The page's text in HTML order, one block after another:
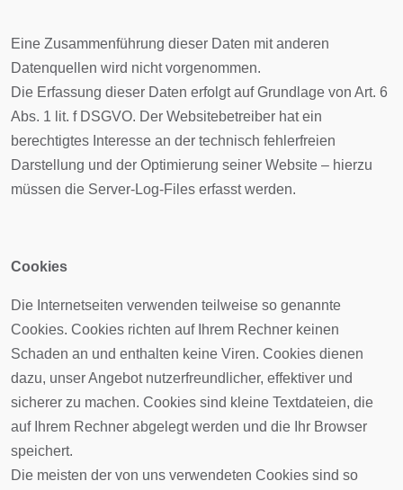
Eine Zusammenführung dieser Daten mit anderen
Datenquellen wird nicht vorgenommen.
Die Erfassung dieser Daten erfolgt auf Grundlage von Art. 6
Abs. 1 lit. f DSGVO. Der Websitebetreiber hat ein
berechtigtes Interesse an der technisch fehlerfreien
Darstellung und der Optimierung seiner Website – hierzu
müssen die Server-Log-Files erfasst werden.
Cookies
Die Internetseiten verwenden teilweise so genannte
Cookies. Cookies richten auf Ihrem Rechner keinen
Schaden an und enthalten keine Viren. Cookies dienen
dazu, unser Angebot nutzerfreundlicher, effektiver und
sicherer zu machen. Cookies sind kleine Textdateien, die
auf Ihrem Rechner abgelegt werden und die Ihr Browser
speichert.
Die meisten der von uns verwendeten Cookies sind so